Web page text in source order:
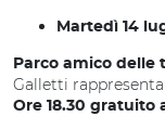
Martedì 14
Parco amico delle
Galletti
Ore 18.30 gratuito